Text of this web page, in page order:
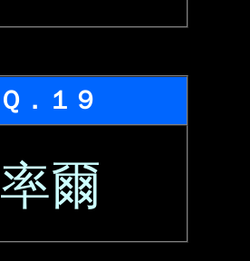
Ｑ．１９
率爾